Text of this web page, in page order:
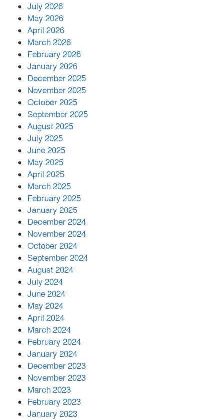
পর ফোন তারেক রহমানের,গ্যাস সঙ্কট
সহায়তা দিলেন সাচিং প্রু জেরী
July 2026
May 2026
April 2026
March 2026
February 2026
January 2026
December 2025
November 2025
October 2025
September 2025
August 2025
July 2025
June 2025
May 2025
April 2025
March 2025
February 2025
January 2025
December 2024
November 2024
October 2024
September 2024
August 2024
July 2024
June 2024
May 2024
April 2024
March 2024
February 2024
January 2024
December 2023
November 2023
March 2023
February 2023
January 2023